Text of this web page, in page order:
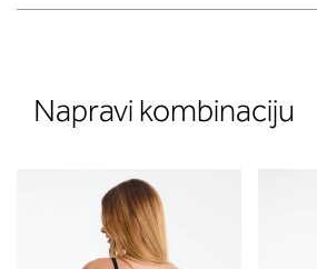
Napravi kombinaciju